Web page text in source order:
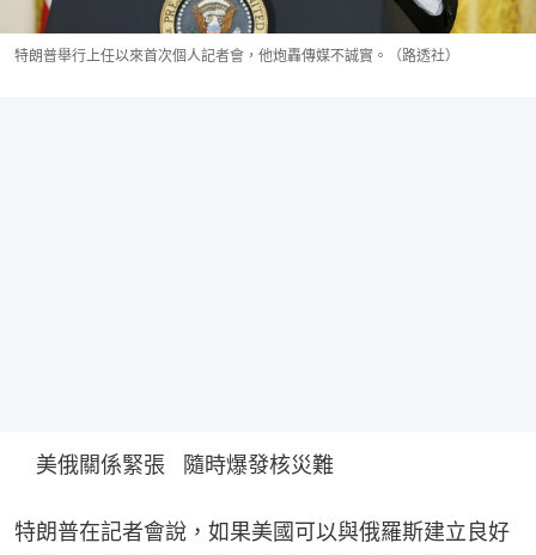
特朗普舉行上任以來首次個人記者會，他炮轟傳媒不誠實。（路透社）
美俄關係緊張   隨時爆發核災難
特朗普在記者會說，如果美國可以與俄羅斯建立良好